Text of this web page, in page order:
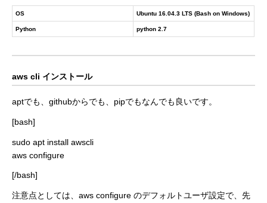
OS Ubuntu 16.04.3 LTS (Bash on Windows)
Python python 2.7
aws cli インストール
aptでも、githubからでも、pipでもなんでも良いです。
[bash]
sudo apt install awscli
aws configure
[/bash]
注意点としては、aws configure のデフォルトユーザ設定で、先